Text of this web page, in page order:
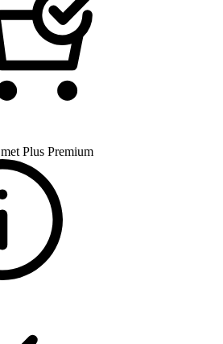
met Plus Premium